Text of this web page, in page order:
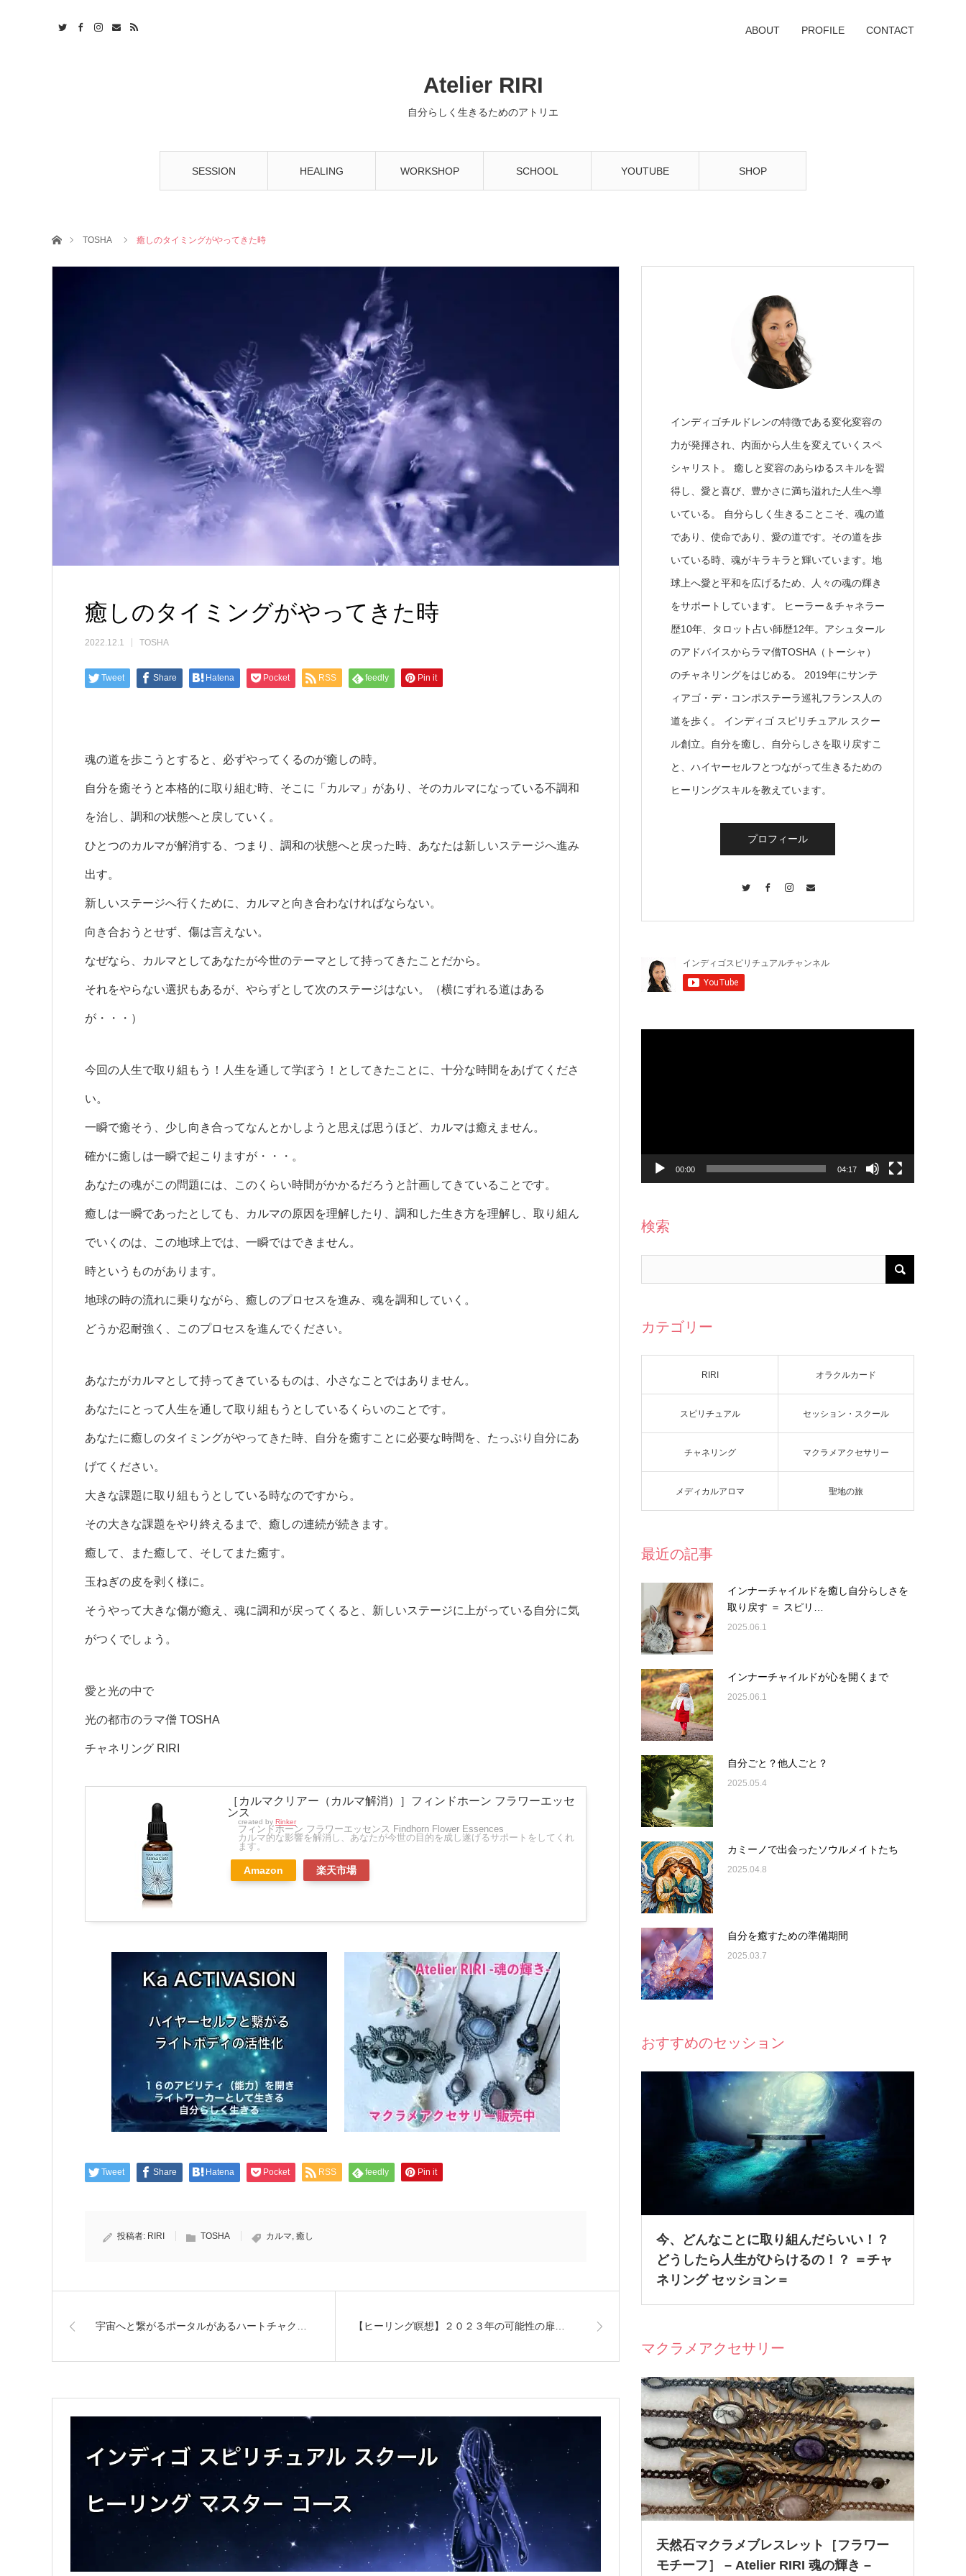
Atelier RIRI
自分らしく生きるためのアトリエ
SESSION HEALING WORKSHOP SCHOOL YOUTUBE SHOP
ABOUT PROFILE CONTACT
ホームTOSHA 癒しのタイミングがやってきた時
癒しのタイミングがやってきた時
2022.12.1 TOSHA
Tweet Share Hatena Pocket RSS feedly Pin it
魂の道を歩こうとすると、必ずやってくるのが癒しの時。
自分を癒そうと本格的に取り組む時、そこに「カルマ」があり、そのカルマになっている不調和
を治し、調和の状態へと戻していく。
ひとつのカルマが解消する、つまり、調和の状態へと戻った時、あなたは新しいステージへ進み
出す。
新しいステージへ行くために、カルマと向き合わなければならない。
向き合おうとせず、傷は言えない。
なぜなら、カルマとしてあなたが今世のテーマとして持ってきたことだから。
それをやらない選択もあるが、やらずとして次のステージはない。（横にずれる道はある
が・・・）
今回の人生で取り組もう！人生を通して学ぼう！としてきたことに、十分な時間をあげてくださ
い。
一瞬で癒そう、少し向き合ってなんとかしようと思えば思うほど、カルマは癒えません。
確かに癒しは一瞬で起こりますが・・・。
あなたの魂がこの問題には、このくらい時間がかかるだろうと計画してきていることです。
癒しは一瞬であったとしても、カルマの原因を理解したり、調和した生き方を理解し、取り組ん
でいくのは、この地球上では、一瞬ではできません。
時というものがあります。
地球の時の流れに乗りながら、癒しのプロセスを進み、魂を調和していく。
どうか忍耐強く、このプロセスを進んでください。
あなたがカルマとして持ってきているものは、小さなことではありません。
あなたにとって人生を通して取り組もうとしているくらいのことです。
あなたに癒しのタイミングがやってきた時、自分を癒すことに必要な時間を、たっぷり自分にあ
げてください。
大きな課題に取り組もうとしている時なのですから。
その大きな課題をやり終えるまで、癒しの連続が続きます。
癒して、また癒して、そしてまた癒す。
玉ねぎの皮を剥く様に。
そうやって大きな傷が癒え、魂に調和が戻ってくると、新しいステージに上がっている自分に気
がつくでしょう。
愛と光の中で
光の都市のラマ僧 TOSHA
チャネリング RIRI
［カルマクリアー（カルマ解消）］フィンドホーン フラワーエッセ
ンス
created by Rinker
フィンドホーン フラワーエッセンス Findhorn Flower Essences
カルマ的な影響を解消し、あなたが今世の目的を成し遂げるサポートをしてくれ
ます。
Amazon 楽天市場
Tweet Share Hatena Pocket RSS feedly Pin it
投稿者: RIRI TOSHA カルマ, 癒し
宇宙へと繋がるポータルがあるハートチャク… 【ヒーリング瞑想】２０２３年の可能性の扉…
インディゴチルドレンの特徴である変化変容の
力が発揮され、内面から人生を変えていくスペ
シャリスト。 癒しと変容のあらゆるスキルを習
得し、愛と喜び、豊かさに満ち溢れた人生へ導
いている。 自分らしく生きることこそ、魂の道
であり、使命であり、愛の道です。その道を歩
いている時、魂がキラキラと輝いています。地
球上へ愛と平和を広げるため、人々の魂の輝き
をサポートしています。 ヒーラー＆チャネラー
歴10年、タロット占い師歴12年。アシュタール
のアドバイスからラマ僧TOSHA（トーシャ）
のチャネリングをはじめる。 2019年にサンテ
ィアゴ・デ・コンポステーラ巡礼フランス人の
道を歩く。 インディゴ スピリチュアル スクー
ル創立。自分を癒し、自分らしさを取り戻すこ
と、ハイヤーセルフとつながって生きるための
ヒーリングスキルを教えています。
プロフィール
00:00 04:17
検索
カテゴリー
RIRI オラクルカード
スピリチュアル セッション・スクール
チャネリング マクラメアクセサリー
メディカルアロマ 聖地の旅
最近の記事
インナーチャイルドを癒し自分らしさを
取り戻す ＝ スピリ…
2025.06.1
インナーチャイルドが心を開くまで
2025.06.1
自分ごと？他人ごと？
2025.05.4
カミーノで出会ったソウルメイトたち
2025.04.8
自分を癒すための準備期間
2025.03.7
おすすめのセッション
今、どんなことに取り組んだらいい！？
どうしたら人生がひらけるの！？ ＝チャ
ネリング セッション＝
マクラメアクセサリー
天然石マクラメブレスレット［フラワー
モチーフ］ – Atelier RIRI 魂の輝き –